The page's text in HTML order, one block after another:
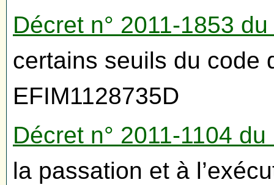
Décret n° 2011-1853
certains seuils du code
EFIM1128735D
Décret n° 2011-1104
la passation et à